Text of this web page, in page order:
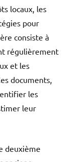
locaux, les
pour
consiste à
régulièrement
et les
documents,
les
leur
deuxième